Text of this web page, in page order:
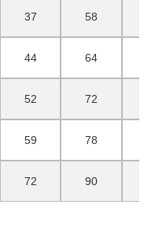
37 58
44 64
52 72
59 78
72 90